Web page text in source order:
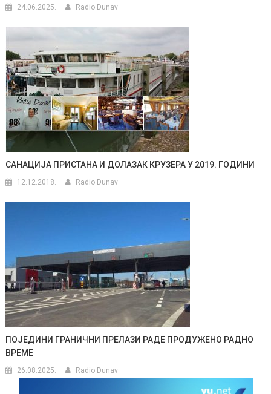
24.06.2025. Radio Dunav
САНАЦИЈА ПРИСТАНА И ДОЛАЗАК КРУЗЕРА У 2019. ГОДИНИ
12.12.2018. Radio Dunav
ПОЈЕДИНИ ГРАНИЧНИ ПРЕЛАЗИ РАДЕ ПРОДУЖЕНО РАДНО
ВРЕМЕ
26.08.2025. Radio Dunav